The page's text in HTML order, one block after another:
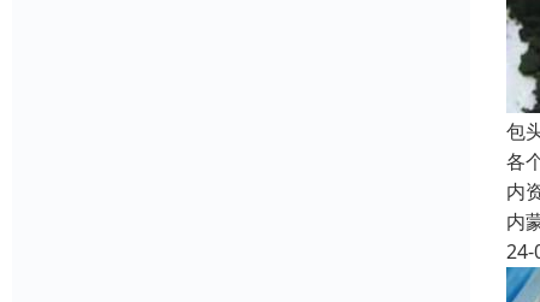
包
各
内
内
24-